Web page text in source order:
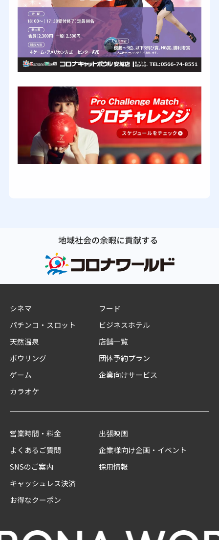
シネマ
パチンコ・スロット
天然温泉
ボウリング
ゲーム
カラオケ
フード
ビジネスホテル
店舗一覧
団体予約プラン
企業向けサービス
営業時間・料金
よくあるご質問
SNSのご案内
キャッシュレス決済
お得なクーポン
出張映画
企業様向け企画・イベント
採用情報